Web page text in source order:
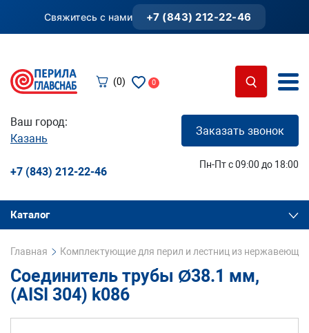
Свяжитесь с нами +7 (843) 212-22-46
(0) 0
Ваш город:
Казань
Заказать звонок
+7 (843) 212-22-46
Пн-Пт с 09:00 до 18:00
Каталог
Главная Комплектующие для перил и лестниц из
Соединитель трубы Ø38.1 мм,
(AISI 304) k086